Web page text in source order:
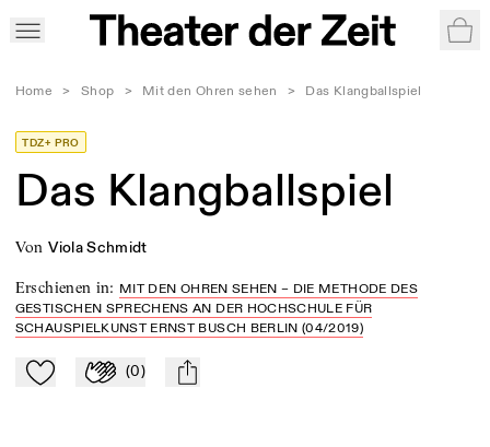
Home > Shop > Mit den Ohren sehen > Das Klangballspiel
TDZ+ PRO
Das Klangballspiel
von Viola Schmidt
Erschienen in: MIT DEN OHREN SEHEN – DIE METHODE DES
GESTISCHEN SPRECHENS AN DER HOCHSCHULE FÜR
SCHAUSPIELKUNST ERNST BUSCH BERLIN (04/2019)
Zu Mein-TdZ hinzufügen
Applaudieren
(0) mail